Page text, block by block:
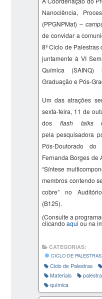
Nanociência,
(PPGNPMat) –
de convidar a
8º Ciclo de Palestras
juntamente à VI
Química
Graduação e Pós-
Um das atrações
sexta-feira, 11 de
dos flash talks
pela pesquisadora
Pós-Doutorado
Fernanda Borges de
“Síntese
membros contendo
cobre” no
(B125).
(Consulte a
clicandoaqui ou na
CATEGORIAS:
CICLO DE PALESTRAS
Ciclo de Palestras
Materiais
palestra
química